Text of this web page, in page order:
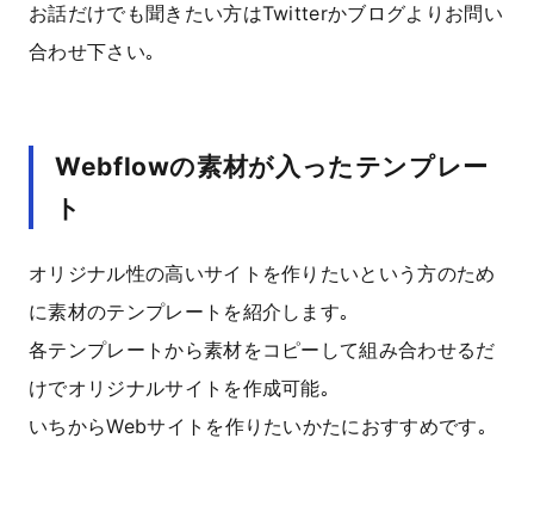
お話だけでも聞きたい方はTwitterかブログよりお問い
合わせ下さい｡
Webflowの素材が入ったテンプレー
ト
オリジナル性の高いサイトを作りたいという方のため
に素材のテンプレートを紹介します｡
各テンプレートから素材をコピーして組み合わせるだ
けでオリジナルサイトを作成可能｡
いちからWebサイトを作りたいかたにおすすめです｡